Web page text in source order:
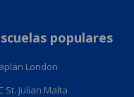
populares
London
St. Julian Malta